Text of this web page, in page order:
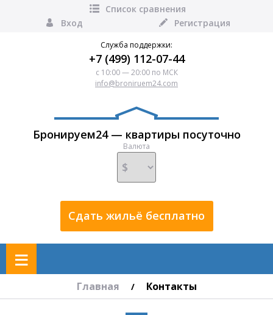
Список сравнения
Вход
Регистрация
Служба поддержки:
+7 (499) 112-07-44
с 10:00 — 20:00 по МСК
info@broniruem24.com
Бронируем24 — квартиры посуточно
Валюта
Сдать жильё бесплатно
≡
Главная / Контакты